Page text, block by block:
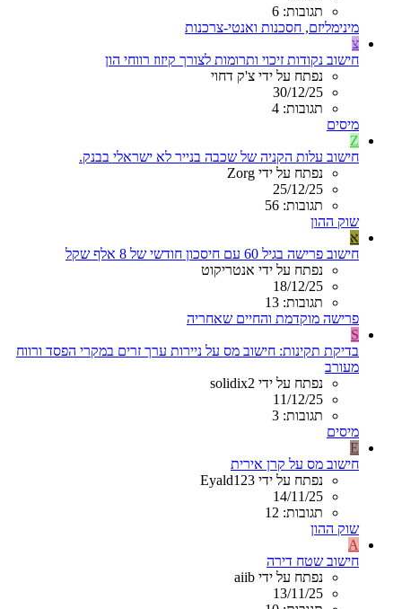
תגובות: 6
מינימליזם, חסכנות ואנטי-צרכנות
צ
חישוב נקודות זיכוי ותרומות לצורך קיזוז רווחי הון
נפתח על ידי צ'ק דחוי
30/12/25
תגובות: 4
מיסים
Z
חישוב עלות הקניה של שכבה בנייר לא ישראלי בבנק.
נפתח על ידי Zorg
25/12/25
תגובות: 56
שוק ההון
א
חישוב פרישה בגיל 60 עם חיסכון חודשי של 8 אלף שקל
נפתח על ידי אנטריקוט
18/12/25
תגובות: 13
פרישה מוקדמת והחיים שאחריה
S
בדיקת תקינות: חישוב מס על ניירות ערך זרים במקרי הפסד ורווח
מעורב
נפתח על ידי solidix2
11/12/25
תגובות: 3
מיסים
E
חישוב מס על קרן אירית
נפתח על ידי Eyald123
14/11/25
תגובות: 12
שוק ההון
A
חישוב שטח דירה
נפתח על ידי aiib
13/11/25